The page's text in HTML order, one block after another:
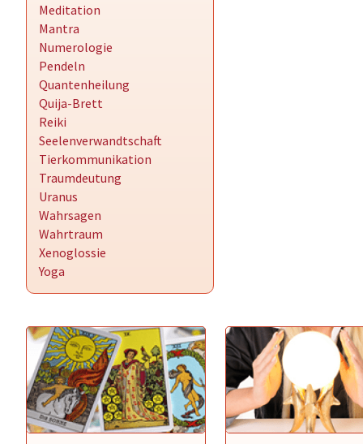
Meditation
Mantra
Numerologie
Pendeln
Quantenheilung
Quija-Brett
Reiki
Seelenverwandtschaft
Tierkommunikation
Traumdeutung
Uranus
Wahrsagen
Wahrtraum
Xenoglossie
Yoga